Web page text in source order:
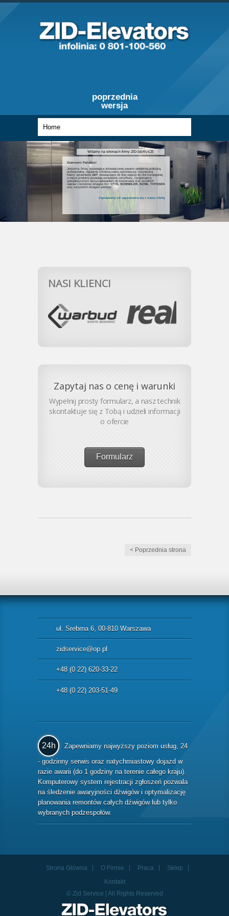
poprzednia
wersja
Witamy na stronach firmy ZID-SERVICE
Szanowni Państwo!
Jesteśmy firmą, posiadającą doświadczenie poparte wieloletnią praktyką,
profesjonalną, regularnie szkoloną kadrą wykonawczą i inżynierską.
Mamy uprawnieniaUDT obowiązujące od dnia wejścia do Unii Europejskiej,
a nasze produkty posiadają europejskie certyfikaty. Dysponujemy
specjalistycznym oprzyrządowaniem do konserwacji oraz wszelkich
napraw i remontów dźwigów firmOTIS, SCHINDLER, KONE, THYSSEN
oraz wszystkich dźwigów polskich.
Zapraszamy od zapoznania się z nasza ofertą
NASI KLIENCI
Zapytaj nas o cenę i warunki
Wypełnij prosty formularz, a nasz technik
skontaktuje się z Tobą i udzieli informacji
o ofercie
Formularz
< Poprzednia strona
ul. Srebrna 6, 00-810 Warszawa
zidservice@op.pl
+48 (0 22) 620-33-22
+48 (0 22) 203-51-49
24h
Zapewniamy najwyższy poziom usług, 24
- godzinny serwis oraz natychmiastowy dojazd w
razie awarii (do 1 godziny na terenie całego kraju).
Komputerowy system rejestracji zgłoszeń pozwala
na śledzenie awaryjności dźwigów i optymalizację
planowania remontów całych dźwigów lub tylko
wybranych podzespołów.
Strona Główna O Firmie Praca
Sklep
Kontakt
© Zid Service | All Rights Reserved